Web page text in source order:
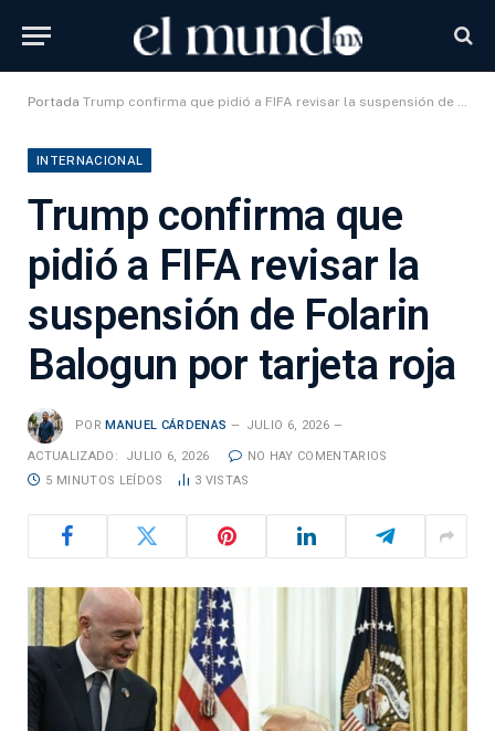
Portada Trump confirma que pidió a FIFA revisar la suspensión de Folarin Balogun por tarjeta roja
INTERNACIONAL
Trump confirma que
pidió a FIFA revisar la
suspensión de Folarin
Balogun por tarjeta roja
POR MANUEL CÁRDENAS JULIO 6, 2026
ACTUALIZADO: JULIO 6, 2026
NO HAY COMENTARIOS
5 MINUTOS LEÍDOS
3 VISTAS